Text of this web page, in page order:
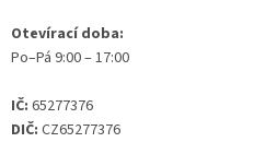
Otevírací doba:
Po–Pá 9:00 – 17:00
IČ: 65277376
DIČ: CZ65277376